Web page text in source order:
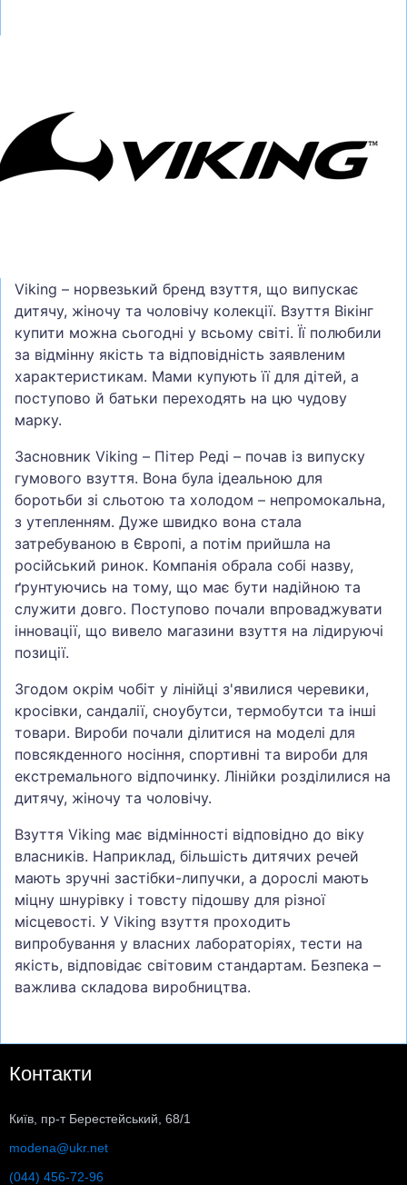
Viking – норвезький бренд взуття, що випускає
дитячу, жіночу та чоловічу колекції. Взуття Вікінг
купити можна сьогодні у всьому світі. Її полюбили
за відмінну якість та відповідність заявленим
характеристикам. Мами купують її для дітей, а
поступово й батьки переходять на цю чудову
марку.
Засновник Viking – Пітер Реді – почав із випуску
гумового взуття. Вона була ідеальною для
боротьби зі сльотою та холодом – непромокальна,
з утепленням. Дуже швидко вона стала
затребуваною в Європі, а потім прийшла на
російський ринок. Компанія обрала собі назву,
ґрунтуючись на тому, що має бути надійною та
служити довго. Поступово почали впроваджувати
інновації, що вивело магазини взуття на лідируючі
позиції.
Згодом окрім чобіт у лінійці з'явилися черевики,
кросівки, сандалії, сноубутси, термобутси та інші
товари. Вироби почали ділитися на моделі для
повсякденного носіння, спортивні та вироби для
екстремального відпочинку. Лінійки розділилися на
дитячу, жіночу та чоловічу.
Взуття Viking має відмінності відповідно до віку
власників. Наприклад, більшість дитячих речей
мають зручні застібки-липучки, а дорослі мають
міцну шнурівку і товсту підошву для різної
місцевості. У Viking взуття проходить
випробування у власних лабораторіях, тести на
якість, відповідає світовим стандартам. Безпека –
важлива складова виробництва.
Контакти
Київ, пр-т Берестейський, 68/1
modena@ukr.net
(044) 456-72-96